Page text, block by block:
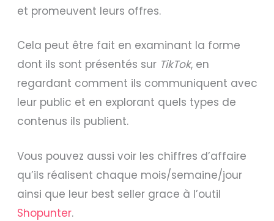
et promeuvent leurs offres.
Cela peut être fait en examinant la forme
dont ils sont présentés sur TikTok, en
regardant comment ils communiquent avec
leur public et en explorant quels types de
contenus ils publient.
Vous pouvez aussi voir les chiffres d’affaire
qu’ils réalisent chaque mois/semaine/jour
ainsi que leur best seller grace à l’outil
Shopunter.